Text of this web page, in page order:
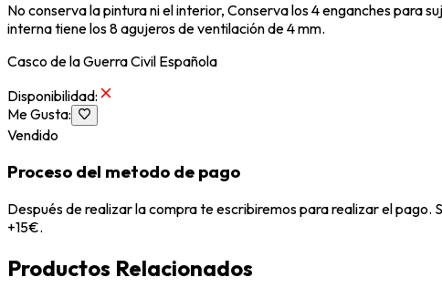
No conserva la pintura ni el interior, Conserva los 4 enganches para
interna tiene los 8 agujeros de ventilación de 4 mm.
Casco de la Guerra Civil Española
Disponibilidad:
Me Gusta:
Vendido
Proceso del metodo de pago
Después de realizar la compra te escribiremos para realizar el
+15€.
Productos Relacionados